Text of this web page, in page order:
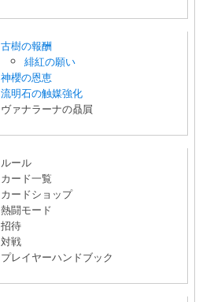
古樹の報酬
緋紅の願い
神櫻の恩恵
流明石の触媒強化
ヴァナラーナの贔屓
ルール
カード一覧
カードショップ
熱闘モード
招待
対戦
プレイヤーハンドブック